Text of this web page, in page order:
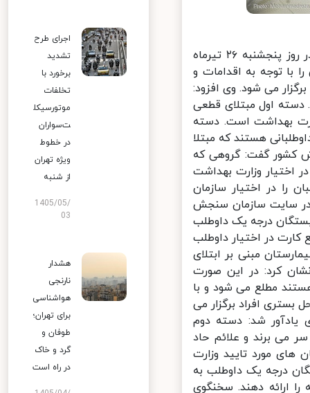
فاطمه زرین آمیزی افزود: آزمون دکتری تخصصی (نیمه متمرکز) سال ۹۹ در روز پنجشنبه ۲۶ تیرماه
امتحانی را با توجه به اقدامات و
آزمون در ۱۴۳ حوزه امتحانی برگزار می شود. وی افزود:
اول مبتلای قطعی
بهداشت است. دسته
هستند که مبتلا
کشور گفت: گروهی که
وزارت بهداشت
را در اختیار سازمان
سایت سازمان سنجش
درجه یک داوطلب
در اختیار داوطلب
مبنی بر ابتلای
کرد: در این صورت
مطلع می شود و با
افراد برگزار می
شد: دسته دوم
می برند و علائم حاد
های مورد تایید وزارت
درجه یک داوطلب به
ارائه دهند. سخنگوی
اجرای طرح
تشدید
برخورد با
تخلفات
موتورسیکل
ت‌سواران
در خطوط
ویژه تهران
از شنبه
1405/05/
03
هشدار
نارنجی
هواشناسی
برای تهران؛
طوفان و
گرد و خاک
در راه است